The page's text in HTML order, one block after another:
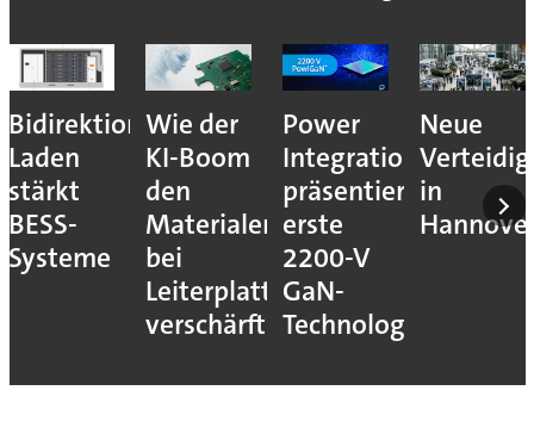
Bidirektionales
Laden
stärkt
BESS-
Systeme
Wie der
KI-Boom
den
Materialengpass
bei
Leiterplatten
verschärft
Power
Integrations
präsentiert
erste
2200-V
GaN-
Technologie
Neue
in